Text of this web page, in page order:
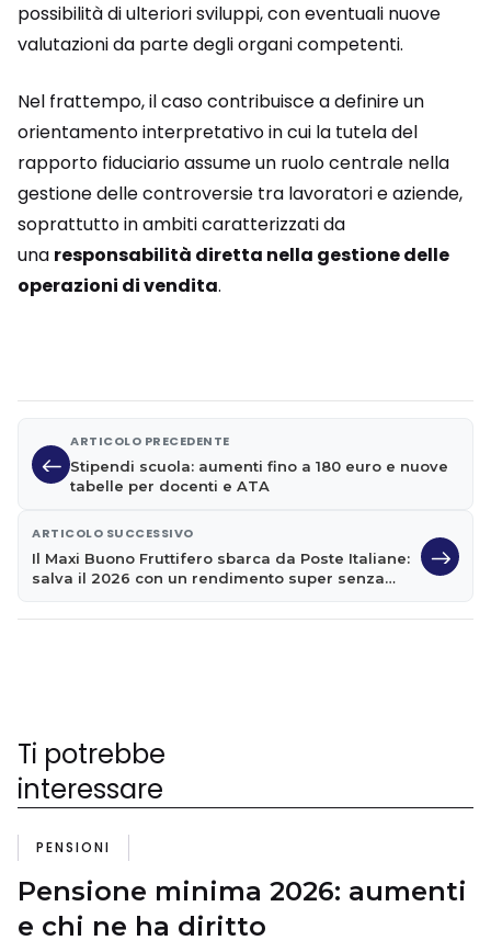
possibilità di ulteriori sviluppi, con eventuali nuove
valutazioni da parte degli organi competenti.
Nel frattempo, il caso contribuisce a definire un
orientamento interpretativo in cui la tutela del
rapporto fiduciario assume un ruolo centrale nella
gestione delle controversie tra lavoratori e aziende,
soprattutto in ambiti caratterizzati da
una responsabilità diretta nella gestione delle
operazioni di vendita.
ARTICOLO PRECEDENTE
Stipendi scuola: aumenti fino a 180 euro e nuove
tabelle per docenti e ATA
ARTICOLO SUCCESSIVO
Il Maxi Buono Fruttifero sbarca da Poste Italiane:
salva il 2026 con un rendimento super senza
Ti potrebbe
interessare
PENSIONI
Pensione minima 2026: aumenti
e chi ne ha diritto